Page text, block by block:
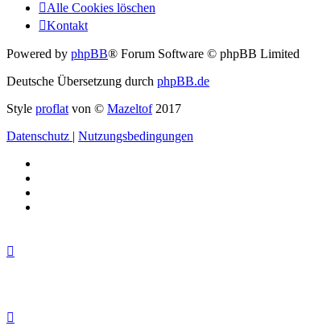
Alle Cookies löschen
Kontakt
Powered by phpBB® Forum Software © phpBB Limited
Deutsche Übersetzung durch phpBB.de
Style proflat von © Mazeltof2017
Datenschutz | Nutzungsbedingungen